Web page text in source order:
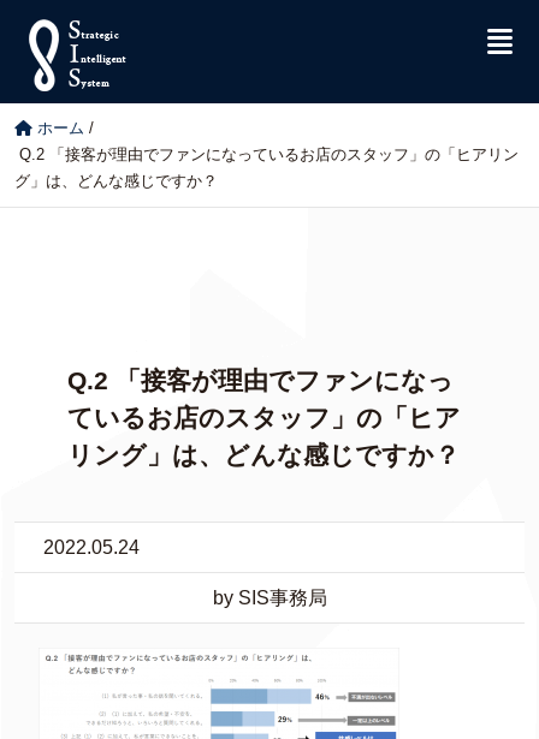
ホーム /
Q.2 「接客が理由でファンになっているお店のスタッフ」の「ヒアリン
グ」は、どんな感じですか？
Q.2 「接客が理由でファンになっ
ているお店のスタッフ」の「ヒア
リング」は、どんな感じですか？
2022.05.24
by SIS事務局